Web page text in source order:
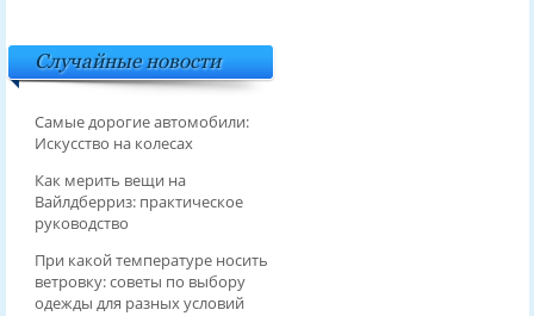
Случайные новости
Самые дорогие автомобили:
Искусство на колесах
Как мерить вещи на
Вайлдберриз: практическое
руководство
При какой температуре носить
ветровку: советы по выбору
одежды для разных условий